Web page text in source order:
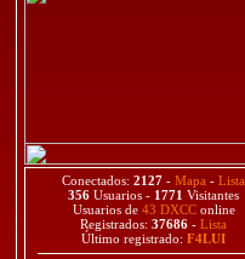
Conectados: 2127 - Mapa - Lista
356 Usuarios - 1771 Visitantes
Usuarios de 43 DXCConline
Registrados: 37686 - Lista
Último registrado: F4LUI